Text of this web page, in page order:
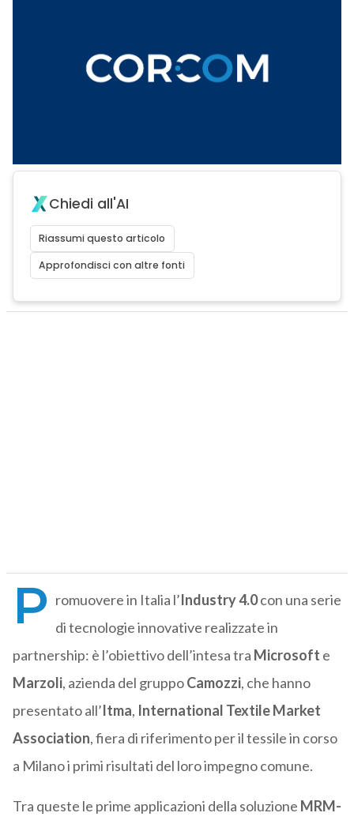
Chiedi all'AI
Riassumi questo articolo
Approfondisci con altre fonti
P romuovere in Italia l’Industry 4.0con una serie
di tecnologie innovative realizzate in
partnership: è l’obiettivo dell’intesa tra Microsoft e
Marzoli, azienda del gruppoCamozzi, che hanno
presentato all’Itma, International Textile Market
Association, fiera di riferimento per il tessile in corso
a Milano i primi risultati del loro impegno comune.
Tra queste le prime applicazioni della soluzione MRM-